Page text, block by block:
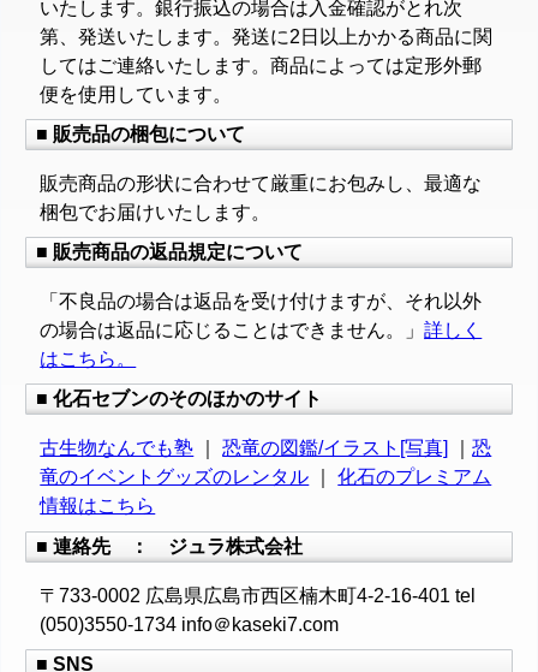
いたします。銀行振込の場合は入金確認がとれ次
第、発送いたします。発送に2日以上かかる商品に関
してはご連絡いたします。商品によっては定形外郵
便を使用しています。
■ 販売品の梱包について
販売商品の形状に合わせて厳重にお包みし、最適な
梱包でお届けいたします。
■ 販売商品の返品規定について
「不良品の場合は返品を受け付けますが、それ以外
の場合は返品に応じることはできません。」詳しく
はこちら。
■ 化石セブンのそのほかのサイト
古生物なんでも塾 ｜恐竜の図鑑/イラスト[写真] ｜恐
竜のイベントグッズのレンタル ｜化石のプレミアム
情報はこちら
■ 連絡先 ： ジュラ株式会社
〒733-0002 広島県広島市西区楠木町4-2-16-401 tel
(050)3550-1734 info＠kaseki7.com
■ SNS